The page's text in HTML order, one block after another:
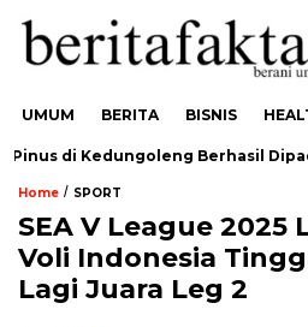
UMUM BERITA BISNIS
di Kedungoleng Berhasil
Home / SPORT
SEA V League 2025
Voli Indonesia
Lagi Juara Leg 2